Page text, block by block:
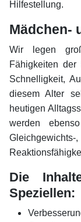
Hilfestellung.
Mädchen-
Wir legen
Fähigkeiten
Schnelligkeit,
diesem Alter
heutigen
werden
Die
Speziellen: